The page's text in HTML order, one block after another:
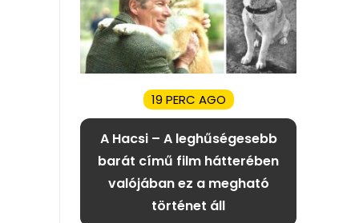
19 PERC AGO
A Hacsi – A leghűségesebb
barát című film hátterében
valójában ez a megható
történet áll